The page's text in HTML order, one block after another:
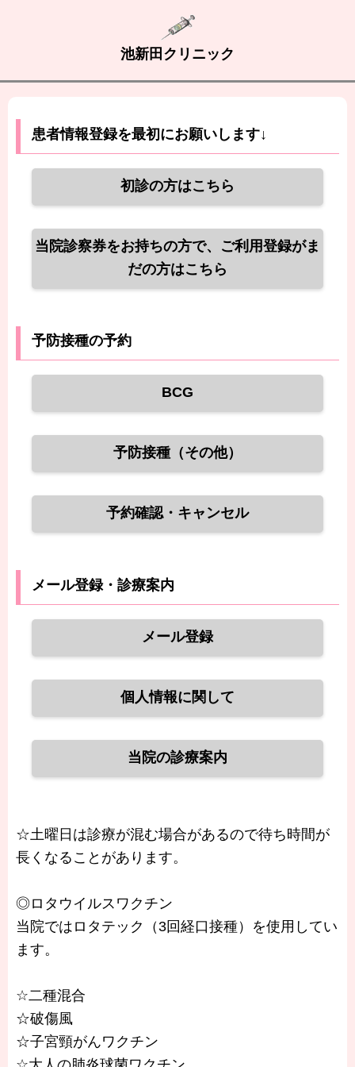
池新田クリニック
患者情報登録を最初にお願いします↓
初診の方はこちら
当院診察券をお持ちの方で、ご利用登録がま
だの方はこちら
予防接種の予約
BCG
予防接種（その他）
予約確認・キャンセル
メール登録・診療案内
メール登録
個人情報に関して
当院の診療案内
☆土曜日は診療が混む場合があるので待ち時間が
長くなることがあります。
◎ロタウイルスワクチン
当院ではロタテック（3回経口接種）を使用してい
ます。
☆二種混合
☆破傷風
☆子宮頸がんワクチン